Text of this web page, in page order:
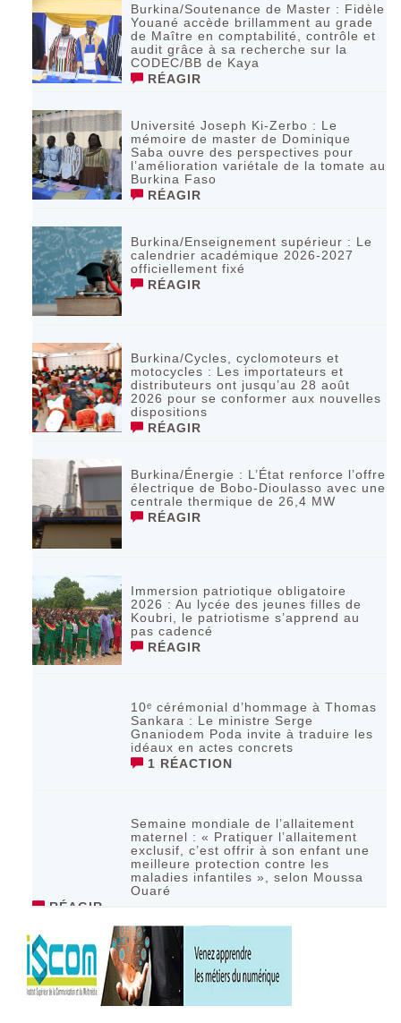
Burkina/Soutenance de Master : Fidèle
Youané accède brillamment au grade
de Maître en comptabilité, contrôle et
audit grâce à sa recherche sur la
CODEC/BB de Kaya
RÉAGIR
Université Joseph Ki-Zerbo : Le
mémoire de master de Dominique
Saba ouvre des perspectives pour
l’amélioration variétale de la tomate au
Burkina Faso
RÉAGIR
Burkina/Enseignement supérieur : Le
calendrier académique 2026-2027
officiellement fixé
RÉAGIR
Burkina/Cycles, cyclomoteurs et
motocycles : Les importateurs et
distributeurs ont jusqu’au 28 août
2026 pour se conformer aux nouvelles
dispositions
RÉAGIR
Burkina/Énergie : L’État renforce l’offre
électrique de Bobo-Dioulasso avec une
centrale thermique de 26,4 MW
RÉAGIR
Immersion patriotique obligatoire
2026 : Au lycée des jeunes filles de
Koubri, le patriotisme s’apprend au
pas cadencé
RÉAGIR
10ᵉ cérémonial d’hommage à Thomas
Sankara : Le ministre Serge
Gnaniodem Poda invite à traduire les
idéaux en actes concrets
1 RÉACTION
Semaine mondiale de l’allaitement
maternel : « Pratiquer l’allaitement
exclusif, c’est offrir à son enfant une
meilleure protection contre les
maladies infantiles », selon Moussa
Ouaré
RÉAGIR